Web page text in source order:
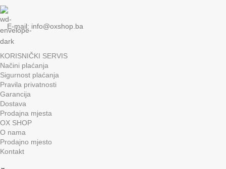
E-mail: info@oxshop.ba
KORISNIČKI SERVIS
Načini plaćanja
Sigurnost plaćanja
Pravila privatnosti
Garancija
Dostava
Prodajna mjesta
OX SHOP
O nama
Prodajno mjesto
Kontakt